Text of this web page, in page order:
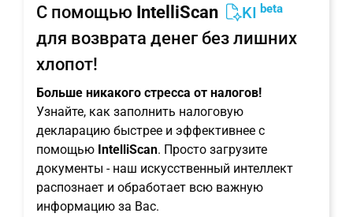
С помощью IntelliScan KI beta
для возврата денег без лишних
хлопот!
Больше никакого стресса от налогов!
Узнайте, как заполнить налоговую
декларацию быстрее и эффективнее с
помощью IntelliScan. Просто загрузите
документы - наш искусственный интеллект
распознает и обработает всю важную
информацию за Вас.